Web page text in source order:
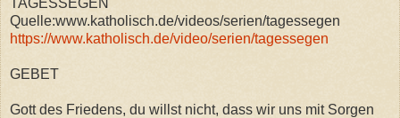
Quelle:www.katholisch.de/videos/serien/tagessegen
https://www.katholisch.de/video/serien/tagessegen
GEBET
Gott des Friedens, du willst nicht, dass wir uns mit Sorgen